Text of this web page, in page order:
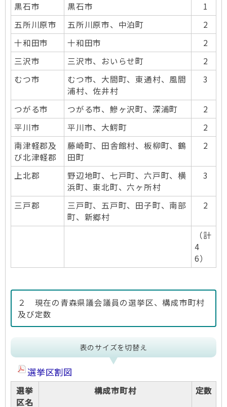
黒石市
黒石市
1
五所川原市
五所川原市、中泊町
2
十和田市
十和田市
2
三沢市
三沢市、おいらせ町
2
むつ市
むつ市、大間町、東通村、風間
浦村、佐井村
3
つがる市 つがる市、鰺ヶ沢町、深浦町
2
平川市
平川市、大鰐町
2
南津軽郡及
び北津軽郡
藤崎町、田舎館村、板柳町、鶴
田町
2
上北郡
野辺地町、七戸町、六戸町、横
浜町、東北町、六ヶ所村
3
三戸郡
三戸町、五戸町、田子町、南部
町、新郷村
2
（計
4
6）
２ 現在の青森県議会議員の選挙区、構成市町村
及び定数
表のサイズを切替え
選挙区割図
選挙
区名
構成市町村 定数